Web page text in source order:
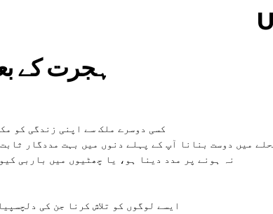
ہجرت کے
کسی دوسرے ملک سے اپنی زندگی کو
میں دوست بنانا آپ کے پہلے دنوں میں بہت مددگار
نہ ہونے پر مدد دینا ہو، یا چھٹیوں میں باربی
ایسے لوگوں کو تلاش کرنا جن کی